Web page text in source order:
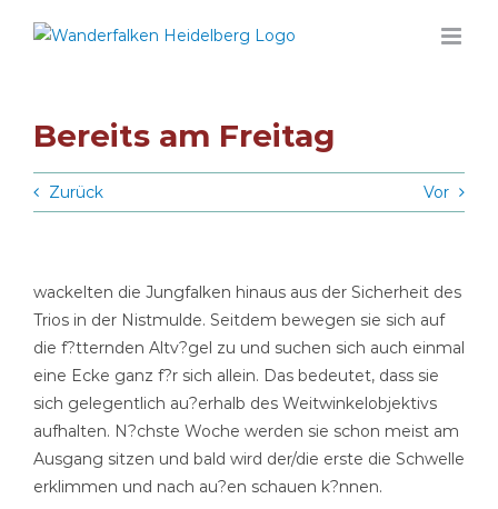
Inhalt
Bereits am Freitag
Zurück Vor
wackelten die Jungfalken hinaus aus der Sicherheit des
Trios in der Nistmulde. Seitdem bewegen sie sich auf
die f?tternden Altv?gel zu und suchen sich auch einmal
eine Ecke ganz f?r sich allein. Das bedeutet, dass sie
sich gelegentlich au?erhalb des Weitwinkelobjektivs
aufhalten. N?chste Woche werden sie schon meist am
Ausgang sitzen und bald wird der/die erste die Schwelle
erklimmen und nach au?en schauen k?nnen.